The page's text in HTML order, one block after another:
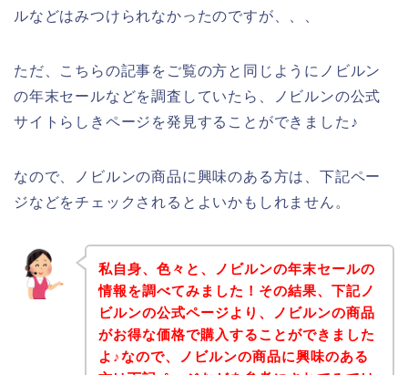
ルなどはみつけられなかったのですが、、、
ただ、こちらの記事をご覧の方と同じようにノビルン
の年末セールなどを調査していたら、ノビルンの公式
サイトらしきページを発見することができました♪
なので、ノビルンの商品に興味のある方は、下記ペー
ジなどをチェックされるとよいかもしれません。
私自身、色々と、ノビルンの年末セールの
情報を調べてみました！その結果、下記ノ
ビルンの公式ページより、ノビルンの商品
がお得な価格で購入することができました
よ♪なので、ノビルンの商品に興味のある